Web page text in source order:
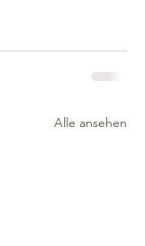
Alle ansehen